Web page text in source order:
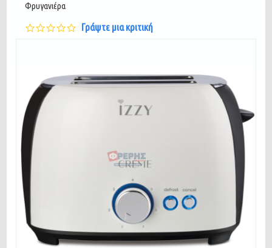
Φρυγανιέρα
0.0
star
Γράψτε μια κριτική